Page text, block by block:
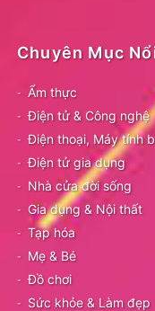
Chuyên Mục
Ẩm thực
Điện tử & Công nghệ
Điện thoại, Máy tính
Điện tử gia dụng
Nhà cửa đời sống
Gia dụng & Nội thất
Tạp hóa
Mẹ & Bé
Đồ chơi
Sức khỏe & Làm đẹp